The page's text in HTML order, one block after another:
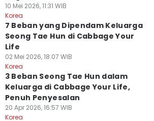
10 Mei 2026, 11:31 WIB
Korea
7 Beban yang Dipendam Keluarga
Seong Tae Hun di Cabbage Your
Life
02 Mei 2026, 18:07 WIB
Korea
3 Beban Seong Tae Hun dalam
Keluarga di Cabbage Your Life,
Penuh Penyesalan
20 Apr 2026, 16:57 WIB
Korea